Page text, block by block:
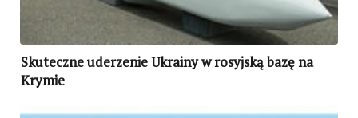
Skuteczne uderzenie Ukrainy w rosyjską bazę na
Krymie